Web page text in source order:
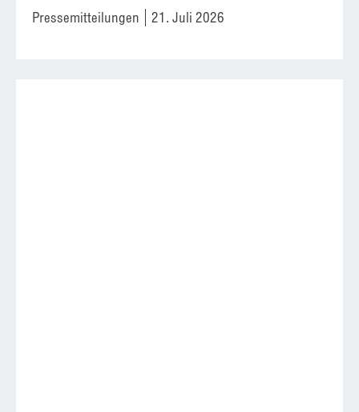
Pressemitteilungen 21. Juli 2026